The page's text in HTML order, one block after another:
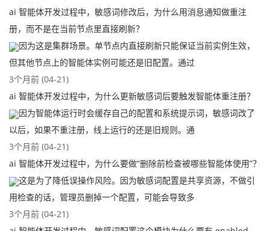
ai 智能体开发过程中，敏感词修改后，为什么用消息通知做重注
册，而不是在当前节点里直接刷新？
因为这是集群场景。单节点内直接刷新只能保证当前实例生效，
但其他节点上的智能体实例可能还是旧配置。通过
3个月前 (04-21)
ai 智能体开发过程中，为什么更新敏感词后要触发智能体重注册？
因为智能体运行时会缓存自己的配置和系统提示词，敏感词改了
以后，如果不重注册，线上运行的还是旧规则。通
3个月前 (04-21)
ai 智能体开发过程中，为什么要做“删除前检查被哪些智能体使用”？
这是为了降低误操作风险。因为敏感词配置是共享资源，不做引
用检查的话，管理员删掉一个配置，可能会导致多
3个月前 (04-21)